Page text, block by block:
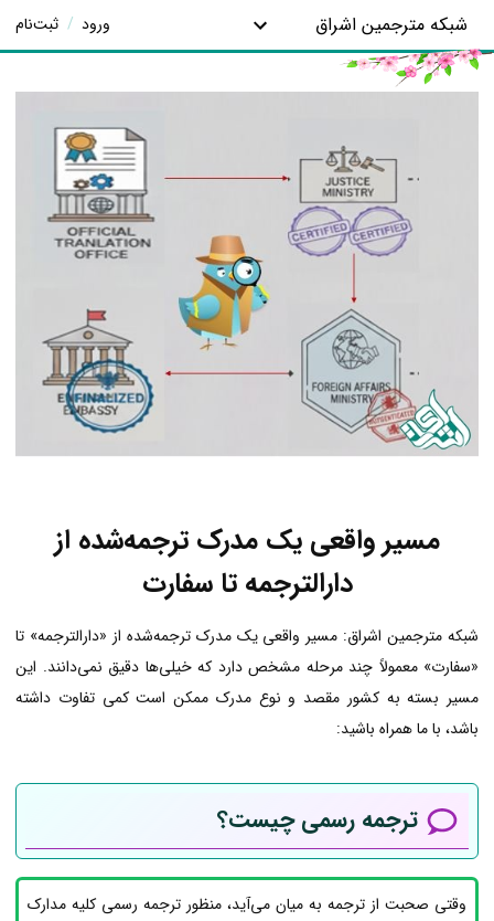
شبکه مترجمین اشراق ورود / ثبت‌نام
مسیر واقعی یک مدرک ترجمه‌شده از
دارالترجمه تا سفارت
شبکه مترجمین اشراق: مسیر واقعی یک مدرک ترجمه‌شده از «دارالترجمه» تا
«سفارت» معمولاً چند مرحله مشخص دارد که خیلی‌ها دقیق نمی‌دانند. این
مسیر بسته به کشور مقصد و نوع مدرک ممکن است کمی تفاوت داشته
باشد، با ما همراه باشید:
ترجمه رسمی چیست؟
وقتی صحبت از ترجمه به میان می‌آید، منظور ترجمه رسمی کلیه مدارک